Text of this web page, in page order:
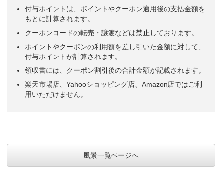
付与ポイントは、ポイントやクーポン適用後の支払金額を
もとに計算されます。
クーポンコードの転売・譲渡などは禁止しております。
ポイントやクーポンの利用額を差し引いた金額に対して、
付与ポイントが計算されます。
領収書には、クーポン割引後の合計金額が記載されます。
楽天市場店、Yahooショッピング店、Amazon店ではご利
用いただけません。
風景一覧ページへ